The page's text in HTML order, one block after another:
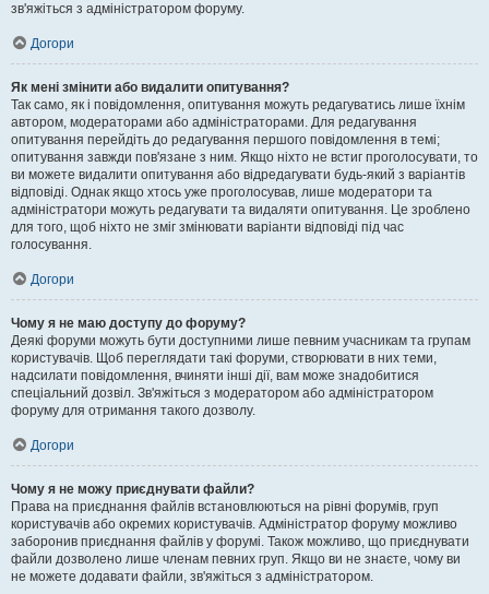
зв'яжіться з адміністратором форуму.
Догори
Як мені змінити або видалити опитування?
Так само, як і повідомлення, опитування можуть редагуватись лише їхнім
автором, модераторами або адміністраторами. Для редагування
опитування перейдіть до редагування першого повідомлення в темі;
опитування завжди пов'язане з ним. Якщо ніхто не встиг проголосувати, то
ви можете видалити опитування або відредагувати будь-який з варіантів
відповіді. Однак якщо хтось уже проголосував, лише модератори та
адміністратори можуть редагувати та видаляти опитування. Це зроблено
для того, щоб ніхто не зміг змінювати варіанти відповіді під час
голосування.
Догори
Чому я не маю доступу до форуму?
Деякі форуми можуть бути доступними лише певним учасникам та групам
користувачів. Щоб переглядати такі форуми, створювати в них теми,
надсилати повідомлення, вчиняти інші дії, вам може знадобитися
спеціальний дозвіл. Зв'яжіться з модератором або адміністратором
форуму для отримання такого дозволу.
Догори
Чому я не можу приєднувати файли?
Права на приєднання файлів встановлюються на рівні форумів, груп
користувачів або окремих користувачів. Адміністратор форуму можливо
заборонив приєднання файлів у форумі. Також можливо, що приєднувати
файли дозволено лише членам певних груп. Якщо ви не знаєте, чому ви
не можете додавати файли, зв'яжіться з адміністратором.